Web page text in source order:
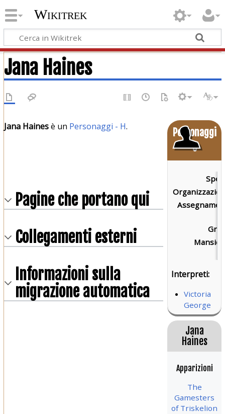
Wikitrek
Jana Haines
Personaggi
o
Interpreti:
Victoria
George
Jana
Haines
Apparizioni
The
Gamesters
of Triskelion
Jana Hainesè un Personaggi - H.
Pagine che portano qui
Collegamenti esterni
Informazioni sulla
migrazione automatica